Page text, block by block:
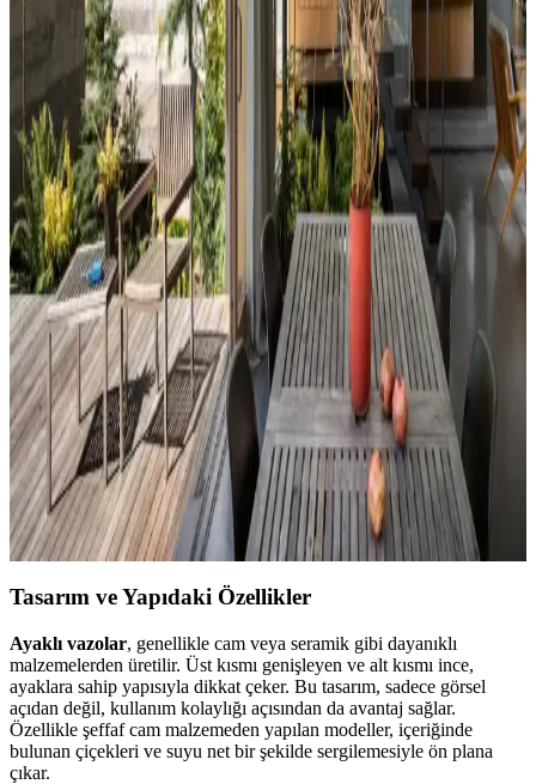
uyumlu renk ve desen önerileri sunulmaktadır.
Ev Dekorasyonunda Denge ve Fonksiyonellik: Renk
Uyumu, Mobilya Yerleşimi ve Estetik İncelemesi
Reddit tartışması üzerinden ev dekorasyonunda renk uyumu,
mobilya yerleşimi ve aksesuar dengesi gibi unsurların yaşam
alanlarının estetik ve fonksiyonelliğini nasıl etkilediği inceleniyor.
Hermes Dekor Ürünleri İncelemesi: Ella'dan
Alışveriş ve Ürün Kalitesi Değerlendirmesi
Ella satıcısından alınan Hermes dekor ürünleri, yüksek deri kalitesi
ve detaylı işçiliğiyle öne çıkıyor. Ürünlerin boyutları beklentileri
aşarken, fiyat ve orijinallik tartışmaları da dikkat çekiyor.
Veranda Dekorasyonunda Bitki Seçimi, Aydınlatma
ve Mobilya Düzenlemeleriyle Estetik İyileştirme
Yöntemleri
Veranda dekorasyonunda bitkiler, halılar, aydınlatma ve mobilyaların
uyumlu kullanımı mekânı daha davetkâr ve fonksiyonel kılar. Doğru
seçimler verandanın atmosferini ve dış görünümünü güçlendirir.
Tasarım ve Yapıdaki Özellikler
Ayaklı vazolar, genellikle cam veya seramik gibi dayanıklı
malzemelerden üretilir. Üst kısmı genişleyen ve alt kısmı ince,
ayaklara sahip yapısıyla dikkat çeker. Bu tasarım, sadece görsel
açıdan değil, kullanım kolaylığı açısından da avantaj sağlar.
Özellikle şeffaf cam malzemeden yapılan modeller, içeriğinde
bulunan çiçekleri ve suyu net bir şekilde sergilemesiyle ön plana
çıkar.